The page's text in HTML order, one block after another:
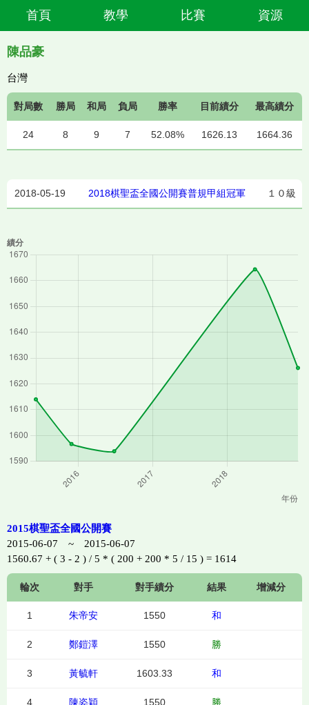
首頁 教學 比賽 資源
陳品豪
台灣
對局數 勝局 和局 負局 勝率 目前績分 最高績分
24 8 9 7 52.08% 1626.13 1664.36
2018-05-19 2018棋聖盃全國公開賽普規甲組冠軍 １０級
2015棋聖盃全國公開賽
2015-06-07 ~ 2015-06-07
1560.67 + ( 3 - 2 ) / 5 * ( 200 + 200 * 5 / 15 ) = 1614
輪次 對手 對手績分 結果 增減分
1 朱帝安 1550 和
2 鄭鎧澤 1550 勝
3 黃毓軒 1603.33 和
4 陳姿穎 1550 勝